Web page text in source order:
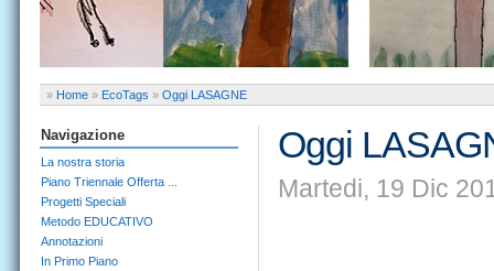
» Home » EcoTags » Oggi LASAGNE
Oggi
Martedi, 19 Dic
Navigazione
La nostra storia
Piano Triennale Offerta ...
Progetti Speciali
Metodo EDUCATIVO
Annotazioni
In Primo Piano